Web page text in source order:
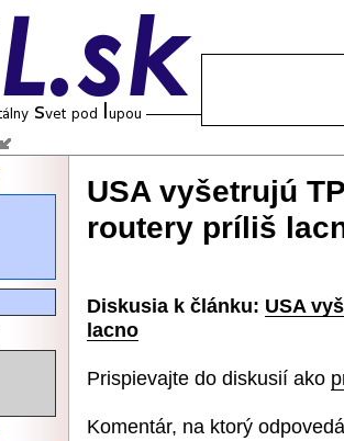
USA vyšetrujú
routery príliš
Diskusia k článku: USA
lacno
Prispievajte do diskusií ako
Komentár, na ktorý